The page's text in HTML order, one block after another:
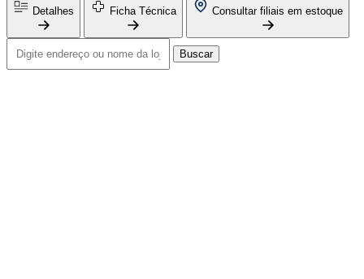
Detalhes Ficha Técnica Consultar filiais em estoque
Buscar